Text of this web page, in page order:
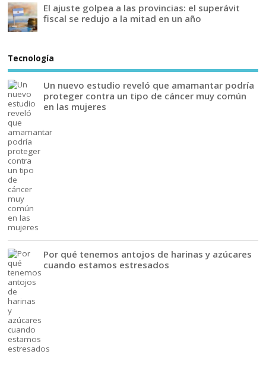
El ajuste golpea a las provincias: el superávit
fiscal se redujo a la mitad en un año
Tecnología
Un nuevo estudio reveló que amamantar podría
proteger contra un tipo de cáncer muy común
en las mujeres
Por qué tenemos antojos de harinas y azúcares
cuando estamos estresados